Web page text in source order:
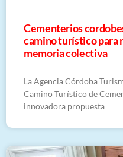
Cementerios
camino turístico para
memoria colectiva
La Agencia Córdoba
Camino Turístico de
innovadora propuesta